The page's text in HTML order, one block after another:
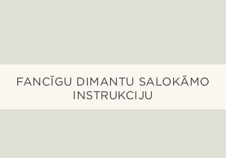
FANCĪGU DIMANTU SALOKĀMO
INSTRUKCIJU